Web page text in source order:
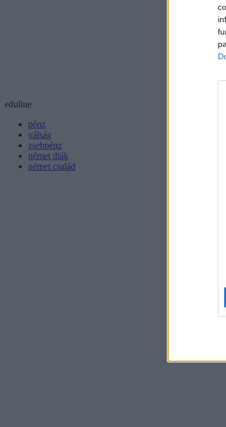
eduline
pénz
válság
zsebpénz
német diák
német család